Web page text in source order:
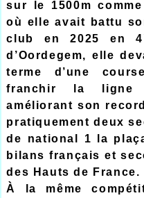
sur le 1500m
où elle avait battu
club en 2025 en
d’Oordegem, elle
terme d’une
franchir la ligne
améliorant son
pratiquement deux
de national 1 la
bilans français et
des Hauts de France.
À la même